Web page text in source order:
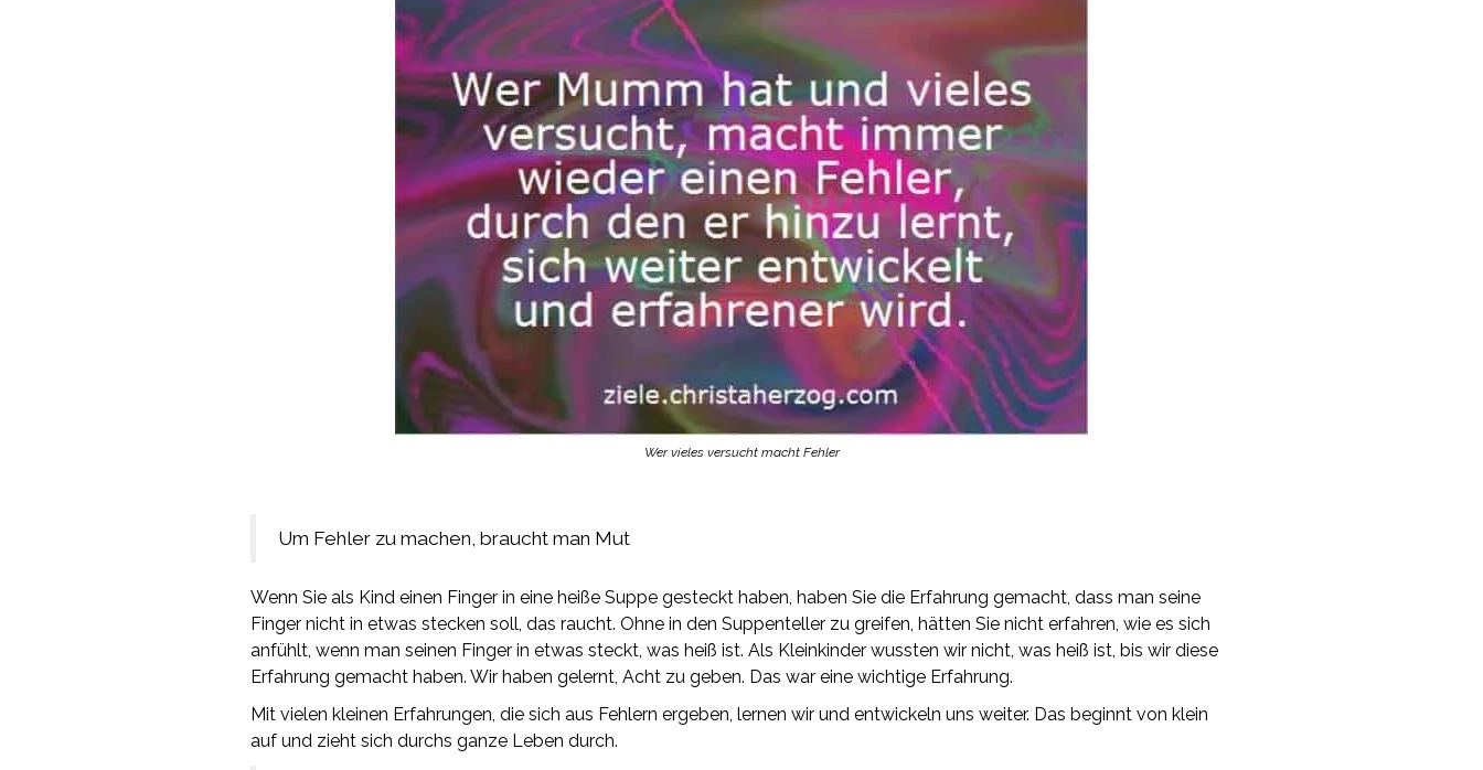
Wer vieles versucht macht Fehler
Um Fehler zu machen, braucht man Mut
Wenn Sie als Kind einen Finger in eine heiße Suppe gesteckt haben, haben Sie die Erfahrung gemacht, dass man seine
Finger nicht in etwas stecken soll, das raucht. Ohne in den Suppenteller zu greifen, hätten Sie nicht erfahren, wie es sich
anfühlt, wenn man seinen Finger in etwas steckt, was heiß ist. Als Kleinkinder wussten wir nicht, was heiß ist, bis wir diese
Erfahrung gemacht haben. Wir haben gelernt, Acht zu geben. Das war eine wichtige Erfahrung.
Mit vielen kleinen Erfahrungen, die sich aus Fehlern ergeben, lernen wir und entwickeln uns weiter. Das beginnt von klein
auf und zieht sich durchs ganze Leben durch.